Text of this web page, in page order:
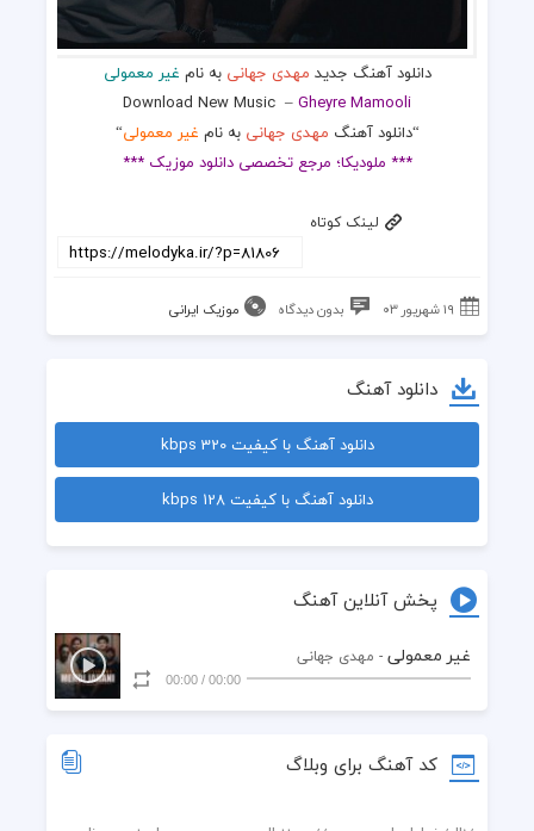
دانلود آهنگ جدید مهدی جهانی به نام غیر معمولی
Download New Music –Gheyre Mamooli
“دانلود آهنگ مهدی جهانی به نام غیر معمولی“
*** ملودیکا؛ مرجع تخصصی دانلود موزیک ***
لینک کوتاه
۱۹ شهریور ۰۳ بدون دیدگاه موزیک ایرانی
دانلود آهنگ
دانلود آهنگ با کیفیت 320 kbps
دانلود آهنگ با کیفیت 128 kbps
پخش آنلاین آهنگ
غیر معمولی - مهدی جهانی
00:00
/
00:00
کد آهنگ برای وبلاگ